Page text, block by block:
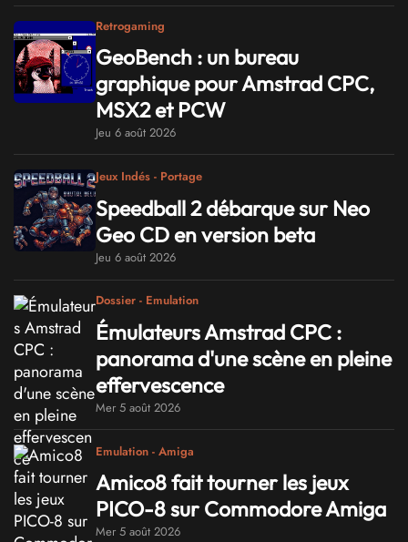
Retrogaming
GeoBench : un bureau
graphique pour Amstrad CPC,
MSX2 et PCW
Jeu 6 août 2026
Jeux Indés - Portage
Speedball 2 débarque sur Neo
Geo CD en version beta
Jeu 6 août 2026
Dossier - Emulation
Émulateurs Amstrad CPC :
panorama d'une scène en pleine
effervescence
Mer 5 août 2026
Emulation - Amiga
Amico8 fait tourner les jeux
PICO-8 sur Commodore Amiga
Mer 5 août 2026